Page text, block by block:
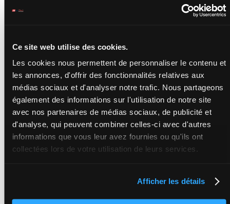
Ce site web utilise des cookies.
Les cookies nous permettent de personnaliser le contenu et
les annonces, d'offrir des fonctionnalités relatives aux
médias sociaux et d'analyser notre trafic. Nous partageons
également des informations sur l'utilisation de notre site
avec nos partenaires de médias sociaux, de publicité et
d'analyse, qui peuvent combiner celles-ci avec d'autres
informations que vous leur avez fournies ou qu'ils ont
collectées lors de votre utilisation de leurs services.
Afficher les détails